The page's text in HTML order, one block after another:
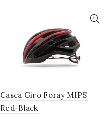
Casca Giro Foray MIPS
Red-Black